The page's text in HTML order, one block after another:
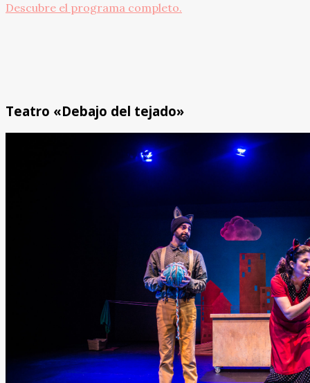
Descubre el programa completo.
Teatro «Debajo del tejado»